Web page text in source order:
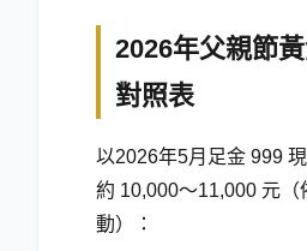
2026年父親節
對照表
以2026年5月 足金 999
約 10,000～11,000 元（
動）：